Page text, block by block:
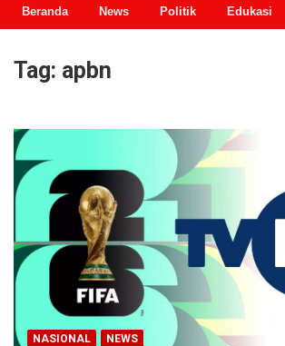
Beranda News Politik Edukasi
Tag: apbn
NASIONAL NEWS